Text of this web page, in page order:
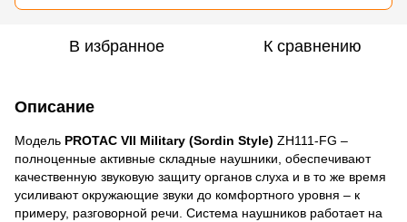
В избранное К сравнению
Описание
Модель PROTAC VII Military (Sordin Style) ZH111-FG –
полноценные активные складные наушники, обеспечивают
качественную звуковую защиту органов слуха и в то же время
усиливают окружающие звуки до комфортного уровня – к
примеру, разговорной речи. Система наушников работает на